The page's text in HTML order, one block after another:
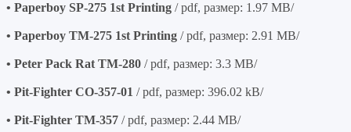
• Paperboy SP-275 1st Printing / pdf, размер: 1.97 MB/
• Paperboy TM-275 1st Printing / pdf, размер: 2.91 MB/
• Peter Pack Rat TM-280 / pdf, размер: 3.3 MB/
• Pit-Fighter CO-357-01 / pdf, размер: 396.02 kB/
• Pit-Fighter TM-357 / pdf, размер: 2.44 MB/